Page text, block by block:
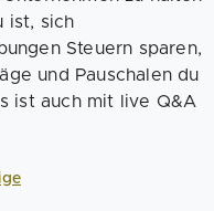
ist, sich
Steuern sparen,
und Pauschalen du
ist auch mit live Q&A